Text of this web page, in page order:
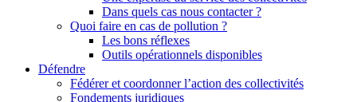
Dans quels cas nous contacter ?
Quoi faire en cas de pollution ?
Les bons réflexes
Outils opérationnels disponibles
Défendre
Fédérer et coordonner l’action des collectivités
Fondements juridiques